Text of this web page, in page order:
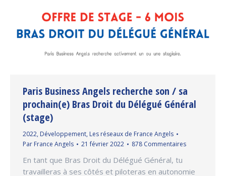
Paris Business Angels recherche son / sa
prochain(e) Bras Droit du Délégué Général
(stage)
2022, Développement, Les réseaux de France Angels
Par France Angels 21 février 2022 878 Commentaires
En tant que Bras Droit du Délégué Général, tu
travailleras à ses côtés et piloteras en autonomie